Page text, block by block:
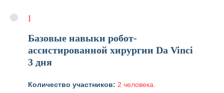
I
Базовые навыки робот-
ассистированной хирургии Da Vinci
3 дня
Количество участников: 2 человека.